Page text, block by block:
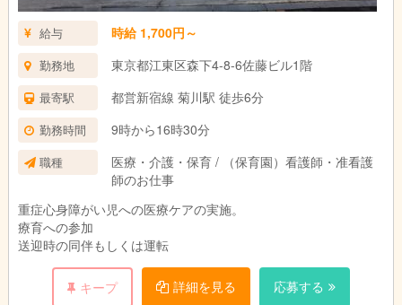
給与 時給 1,700円～
勤務地 東京都江東区森下4-8-6佐藤ビル1階
最寄駅 都営新宿線 菊川駅 徒歩6分
勤務時間 9時から16時30分
職種
医療・介護・保育 / （保育園）看護師・准看護
師のお仕事
重症心身障がい児への医療ケアの実施。
療育への参加
送迎時の同伴もしくは運転
キープ 詳細を見る 応募する